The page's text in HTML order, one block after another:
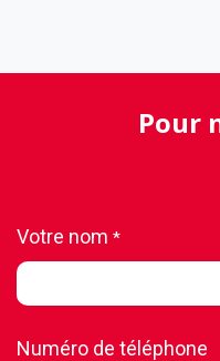
Pour
Votre nom *
Numéro de téléphone